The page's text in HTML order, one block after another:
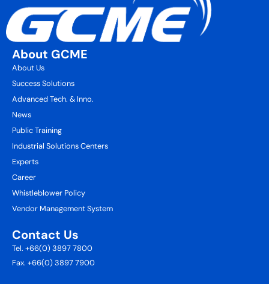
About GCME
About Us
Success Solutions
Advanced Tech. & Inno.
News
Public Training
Industrial Solutions Centers
Experts
Career
Whistleblower Policy
Vendor Management System
Contact Us
Tel. +66(0) 3897 7800
Fax. +66(0) 3897 7900